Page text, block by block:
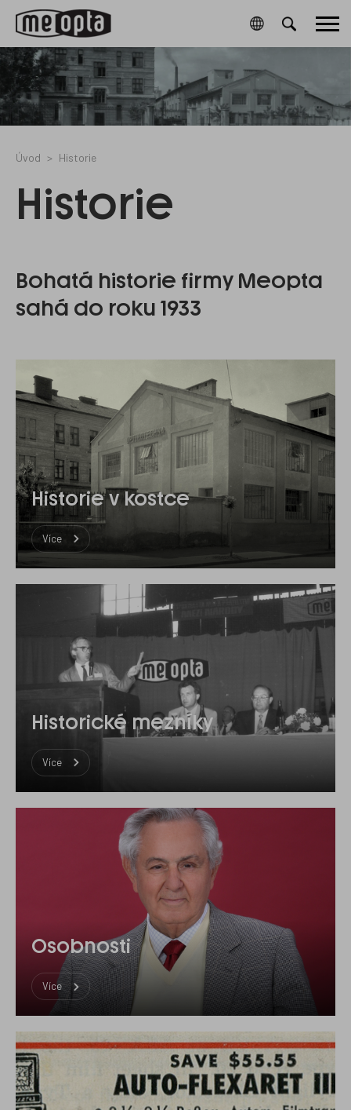
CookieGdpr-
Policy-
ochrana-
osobnich-
udaju/
Hlavní
menu
Úvod Historie
Historie
Bohatá historie firmy Meopta
sahá do roku 1933
Historie v kostce
Více
Historické mezníky
Více
Osobnosti
Více